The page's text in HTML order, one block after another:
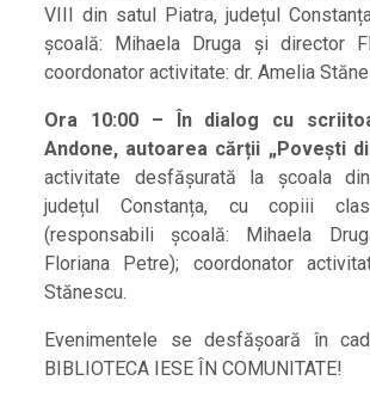
VIII din satul Piatra, județul
școală: Mihaela Druga și director
coordonator activitate: dr. Amelia
Ora 10:00 – În dialog cu
Andone, autoarea cărții „Povești
activitate desfășurată la școala
județul Constanța, cu copiii
(responsabili școală: Mihaela
Floriana Petre); coordonator
Stănescu.
Evenimentele se desfășoară în
BIBLIOTECA IESE ÎN COMUNITATE!